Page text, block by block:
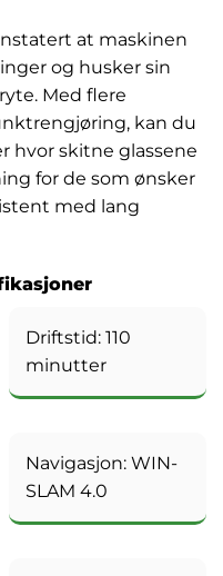
at maskinen
og husker sin
Med flere
kan du
hvor skitne glassene
for de som ønsker
med lang
Driftstid: 110
minutter
Navigasjon: WIN-
SLAM 4.0